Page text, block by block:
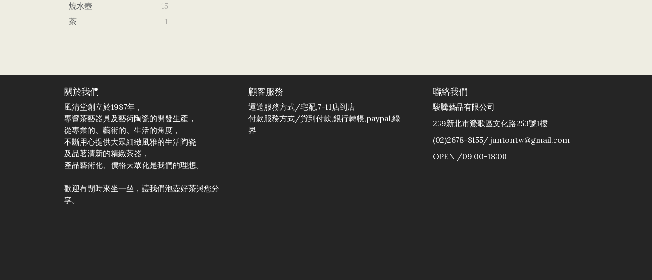
燒水壺
15
茶
1
關於我們
風清堂創立於1987年，
專營茶藝器具及藝術陶瓷的開發生產，
從專業的、藝術的、生活的角度，
不斷用心提供大眾細緻風雅的生活陶瓷
及品茗清新的精緻茶器，
產品藝術化、價格大眾化是我們的理想。
歡迎有閒時來坐一坐，讓我們泡壺好茶與您分
享。
顧客服務
運送服務方式/宅配,7-11店到店
付款服務方式/貨到付款,銀行轉帳,paypal,綠
界
聯絡我們
駿騰藝品有限公司
239新北市鶯歌區文化路253號1樓
(02)2678-8155/ juntontw@gmail.com
OPEN /09:00-18:00